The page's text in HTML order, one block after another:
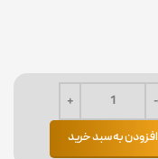
افزودن به سبد خرید